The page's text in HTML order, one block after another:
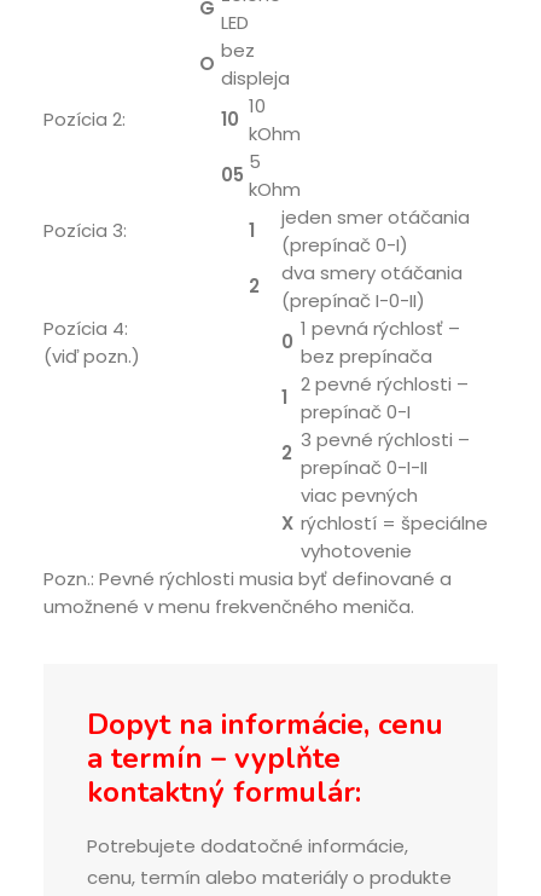
G
LED
O
bez
displeja
Pozícia 2:
10
10
kOhm
05
5
kOhm
Pozícia 3:
1
jeden smer otáčania
(prepínač 0-I)
2
dva smery otáčania
(prepínač I-0-II)
Pozícia 4:
(viď pozn.)
0
1 pevná rýchlosť –
bez prepínača
1
2 pevné rýchlosti –
prepínač 0-I
2
3 pevné rýchlosti –
prepínač 0-I-II
X
viac pevných
rýchlostí = špeciálne
vyhotovenie
Pozn.: Pevné rýchlosti musia byť definované a
umožnené v menu frekvenčného meniča.
Dopyt na informácie, cenu
a termín – vyplňte
kontaktný formulár:
Potrebujete dodatočné informácie,
cenu, termín alebo materiály o produkte